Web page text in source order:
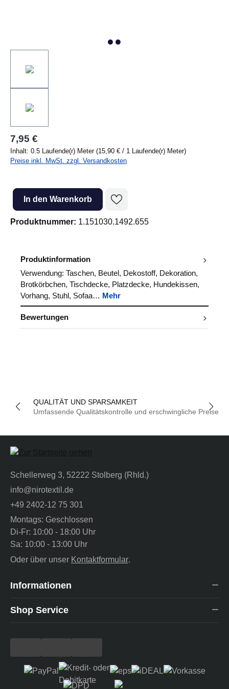
7,95 €
Inhalt: 0.5 Laufende(r) Meter (15,90 € / 1 Laufende(r) Meter)
Preise inkl. MwSt. zzgl. Versandkosten
Produkt Anzahl: Gib den gewünschten Wert ein oder benutze die
In den Warenkorb
Produktnummer: 1.151030.1492.655
Produktinformation
Verwendung: Taschen, Beutel, Dekostoff, Dekoration,
Brotkörbchen, Tischdecke, Platzdecke, Hundekissen,
Vorhang, Stuhl, Sofaa… Mehr
Bewertungen
QUALITÄT UND SPARSAMKEIT
Umfassende Qualitätskontrolle und erschwingliche Preise
Schellerweg 3, 52222 Stolberg (Rhld.)
info@nirotextil.de
+49 2402-12 75 301
Montags: Geschlossen
Di-Fr: 10:00 - 18:00 Uhr
Sa: 10:00 - 13:00 Uhr
Oder über unser Kontaktformular.
Informationen
Shop Service